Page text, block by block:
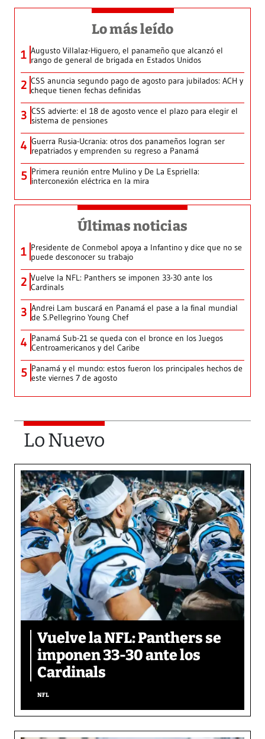
Lo más leído
1 Augusto Villalaz-Higuero, el panameño que alcanzó el
rango de general de brigada en Estados Unidos
2 CSS anuncia segundo pago de agosto para jubilados: ACH y
cheque tienen fechas definidas
3 CSS advierte: el 18 de agosto vence el plazo para elegir el
sistema de pensiones
4 Guerra Rusia-Ucrania: otros dos panameños logran ser
repatriados y emprenden su regreso a Panamá
5 Primera reunión entre Mulino y De La Espriella:
interconexión eléctrica en la mira
Últimas noticias
1 Presidente de Conmebol apoya a Infantino y dice que no se
puede desconocer su trabajo
2 Vuelve la NFL: Panthers se imponen 33-30 ante los
Cardinals
3 Andrei Lam buscará en Panamá el pase a la final mundial
de S.Pellegrino Young Chef
4 Panamá Sub-21 se queda con el bronce en los Juegos
Centroamericanos y del Caribe
5 Panamá y el mundo: estos fueron los principales hechos de
este viernes 7 de agosto
Lo Nuevo
Vuelve la NFL: Panthers se
imponen 33-30 ante los
Cardinals
NFL